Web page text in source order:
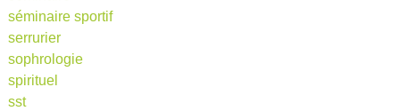
séminaire sportif
serrurier
sophrologie
spirituel
sst